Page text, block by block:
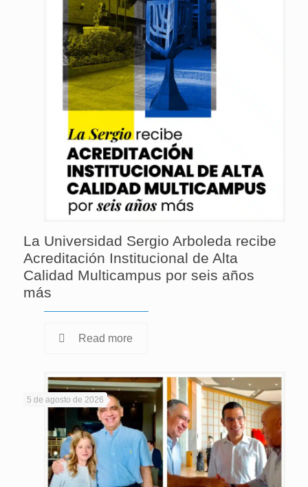
La Universidad Sergio Arboleda recibe
Acreditación Institucional de Alta
Calidad Multicampus por seis años
más
Read more
5 de agosto de 2026